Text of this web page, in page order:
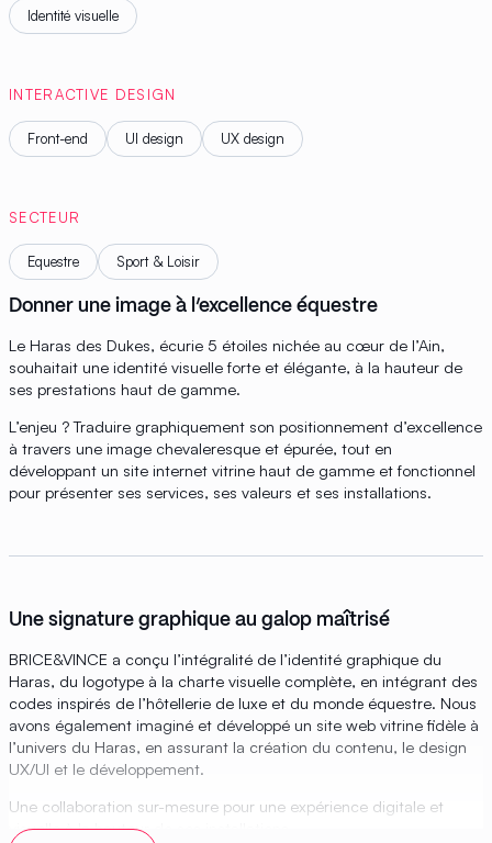
Identité visuelle
INTERACTIVE DESIGN
Front-end UI design UX design
SECTEUR
Equestre Sport & Loisir
Donner une image à l’excellence équestre
Le Haras des Dukes, écurie 5 étoiles nichée au cœur de l’Ain,
souhaitait une identité visuelle forte et élégante, à la hauteur de
ses prestations haut de gamme.
L’enjeu ? Traduire graphiquement son positionnement d’excellence
à travers une image chevaleresque et épurée, tout en
développant un site internet vitrine haut de gamme et fonctionnel
pour présenter ses services, ses valeurs et ses installations.
Une signature graphique au galop maîtrisé
BRICE&VINCE a conçu l’intégralité de l’identité graphique du
Haras, du logotype à la charte visuelle complète, en intégrant des
codes inspirés de l’hôtellerie de luxe et du monde équestre. Nous
avons également imaginé et développé un site web vitrine fidèle à
l’univers du Haras, en assurant la création du contenu, le design
UX/UI et le développement.
Une collaboration sur-mesure pour une expérience digitale et
visuelle à la hauteur de ses installations.